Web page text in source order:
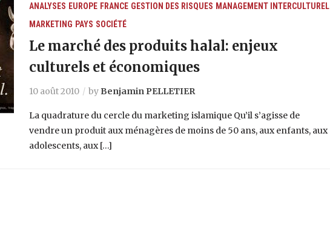
ANALYSES EUROPE FRANCE GESTION DES RISQUES MANAGEMENT INTERCULTUREL
MARKETING PAYS SOCIÉTÉ
Le marché des produits halal: enjeux
culturels et économiques
10 août 2010 by Benjamin PELLETIER
La quadrature du cercle du marketing islamique Qu’il s’agisse de
vendre un produit aux ménagères de moins de 50 ans, aux enfants, aux
adolescents, aux […]